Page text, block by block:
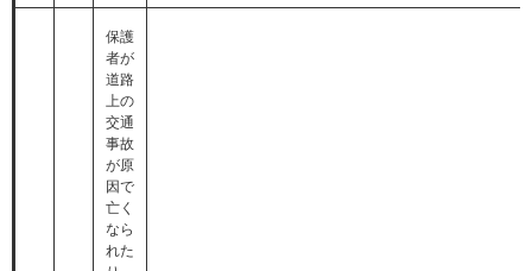
保護
者が
道路
上の
交通
事故
が原
因で
亡く
なら
れた